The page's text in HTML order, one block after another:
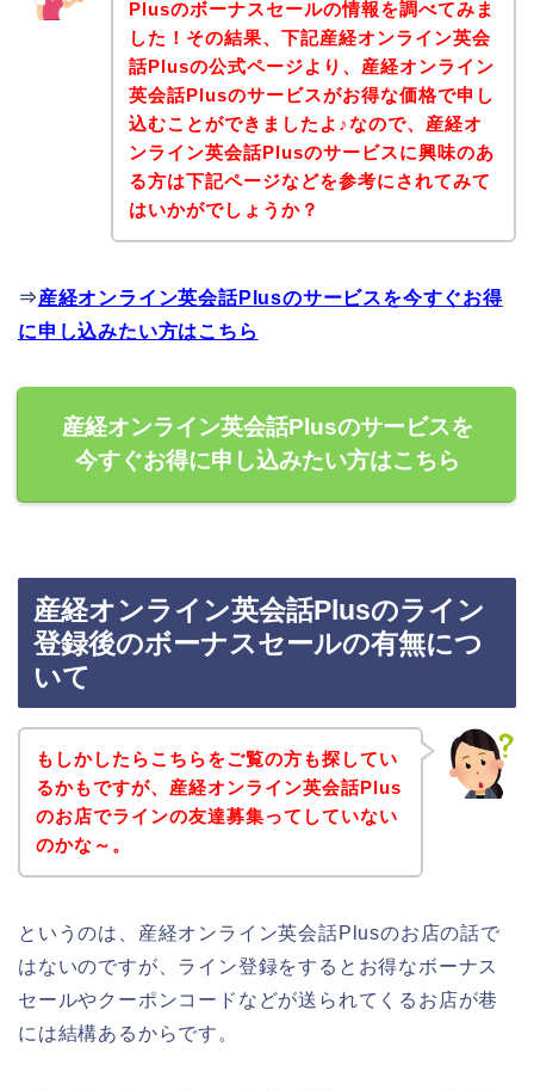
Plusのボーナスセールの情報を調べてみま
した！その結果、下記産経オンライン英会
話Plusの公式ページより、産経オンライン
英会話Plusのサービスがお得な価格で申し
込むことができましたよ♪なので、産経オ
ンライン英会話Plusのサービスに興味のあ
る方は下記ページなどを参考にされてみて
はいかがでしょうか？
⇒産経オンライン英会話Plusのサービスを今すぐお得
に申し込みたい方はこちら
産経オンライン英会話Plusのサービスを
今すぐお得に申し込みたい方はこちら
産経オンライン英会話Plusのライン
登録後のボーナスセールの有無につ
いて
もしかしたらこちらをご覧の方も探してい
るかもですが、産経オンライン英会話Plus
のお店でラインの友達募集ってしていない
のかな～。
というのは、産経オンライン英会話Plusのお店の話で
はないのですが、ライン登録をするとお得なボーナス
セールやクーポンコードなどが送られてくるお店が巷
には結構あるからです。